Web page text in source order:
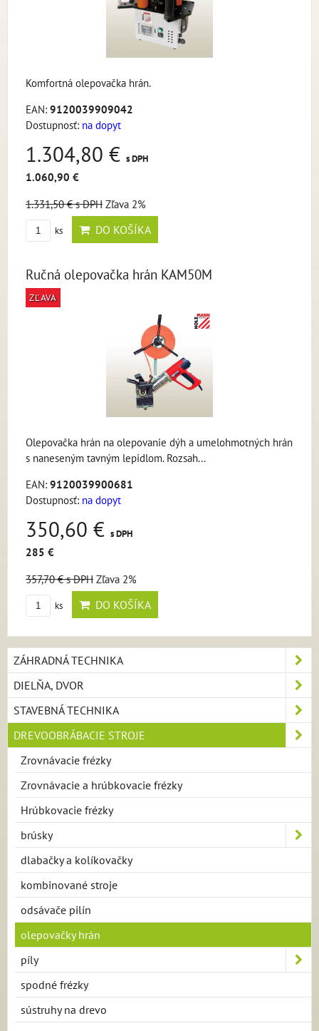
Komfortná olepovačka hrán.
EAN: 9120039909042
Dostupnosť: na dopyt
1.304,80 € s DPH
1.060,90 €
1.331,50 €s DPH Zľava 2%
ks DO KOŠÍKA
Ručná olepovačka hrán KAM50M
ZĽAVA
Olepovačka hrán na olepovanie dýh a umelohmotných hrán
s naneseným tavným lepidlom. Rozsah...
EAN: 9120039900681
Dostupnosť: na dopyt
350,60 € s DPH
285 €
357,70 €s DPH Zľava 2%
ks DO KOŠÍKA
ZÁHRADNÁ TECHNIKA
DIELŇA, DVOR
STAVEBNÁ TECHNIKA
DREVOOBRÁBACIE STROJE
Zrovnávacie frézky
Zrovnávacie a hrúbkovacie frézky
Hrúbkovacie frézky
brúsky
dlabačky a kolíkovačky
kombinované stroje
odsávače pilín
olepovačky hrán
píly
spodné frézky
sústruhy na drevo